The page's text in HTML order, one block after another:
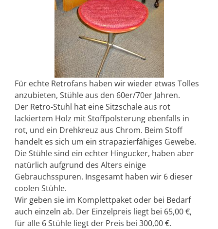
Für echte Retrofans haben wir wieder etwas Tolles
anzubieten, Stühle aus den 60er/70er Jahren.
Der Retro-Stuhl hat eine Sitzschale aus rot
lackiertem Holz mit Stoffpolsterung ebenfalls in
rot, und ein Drehkreuz aus Chrom. Beim Stoff
handelt es sich um ein strapazierfähiges Gewebe.
Die Stühle sind ein echter Hingucker, haben aber
natürlich aufgrund des Alters einige
Gebrauchsspuren. Insgesamt haben wir 6 dieser
coolen Stühle.
Wir geben sie im Komplettpaket oder bei Bedarf
auch einzeln ab. Der Einzelpreis liegt bei 65,00 €,
für alle 6 Stühle liegt der Preis bei 300,00 €.